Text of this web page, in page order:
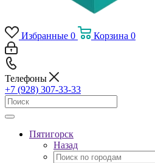
Избранные 0 Корзина 0
Телефоны
+7 (928) 307-33-33
Пятигорск
Назад